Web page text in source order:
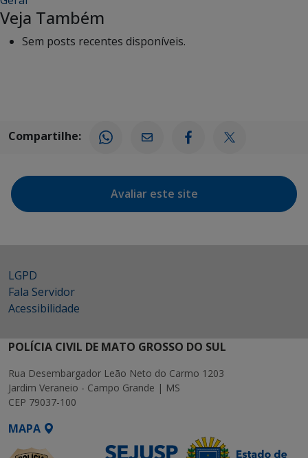
Veja Também
Sem posts recentes disponíveis.
Compartilhe:
Avaliar este site
LGPD
Fala Servidor
Acessibilidade
POLÍCIA CIVIL DE MATO GROSSO DO SUL
Rua Desembargador Leão Neto do Carmo 1203
Jardim Veraneio - Campo Grande | MS
CEP 79037-100
MAPA